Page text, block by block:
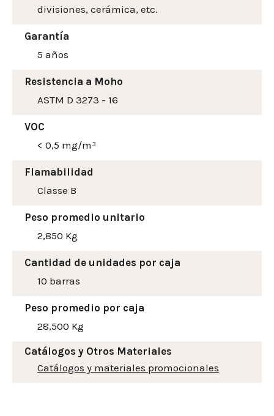
divisiones, cerámica, etc.
Garantía
5 años
Resistencia a Moho
ASTM D 3273 - 16
VOC
< 0,5 mg/m³
Flamabilidad
Classe B
Peso promedio unitario
2,850 Kg
Cantidad de unidades por caja
10 barras
Peso promedio por caja
28,500 Kg
Catálogos y Otros Materiales
Catálogos y materiales promocionales